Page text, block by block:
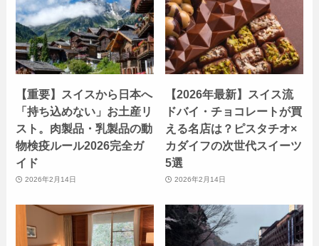
【重要】スイスから日本へ
「持ち込めない」お土産リ
スト。肉製品・乳製品の動
物検疫ルール2026完全ガ
イド
2026年2月14日
【2026年最新】スイス流
ドバイ・チョコレートが買
える名店は？ピスタチオ×
カダイフの次世代スイーツ
5選
2026年2月14日